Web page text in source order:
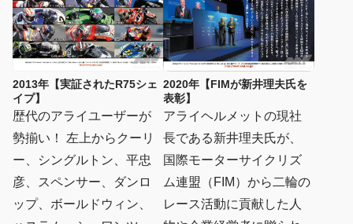
2013年【実証されたR75シェ
イプ】
歴代のアライユーザーが
勢揃い！ 左上からクーリ
ー、シングルトン、平忠
彦、スペンサー、ダンロ
ップ、ボールドウィン、
2020年【FIMが新井理夫氏を
表彰】
アライヘルメットの現社
長である新井理夫氏が、
国際モーターサイクリズ
ム連盟（FIM）から二輪の
レース活動に貢献した人